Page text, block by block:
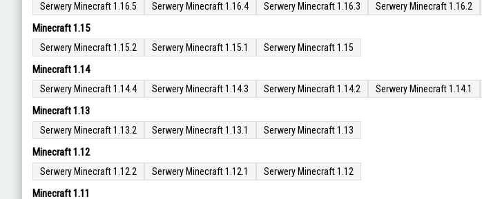
Serwery Minecraft 1.16.5 Serwery Minecraft 1.16.4 Serwery Minecraft 1.16.3 Serwery Minecraft 1.16.2
Minecraft 1.15
Serwery Minecraft 1.15.2 Serwery Minecraft 1.15.1 Serwery Minecraft 1.15
Minecraft 1.14
Serwery Minecraft 1.14.4 Serwery Minecraft 1.14.3 Serwery Minecraft 1.14.2 Serwery Minecraft 1.14.1
Minecraft 1.13
Serwery Minecraft 1.13.2 Serwery Minecraft 1.13.1 Serwery Minecraft 1.13
Minecraft 1.12
Serwery Minecraft 1.12.2 Serwery Minecraft 1.12.1 Serwery Minecraft 1.12
Minecraft 1.11